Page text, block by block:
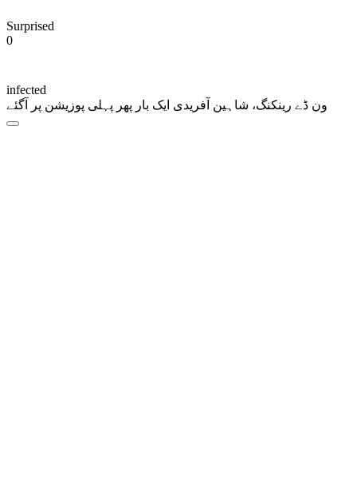
Surprised
0
infected
ون ڈے رینکنگ، شاہین آفریدی ایک بار پھر پہلی پوزیشن پر آگئے